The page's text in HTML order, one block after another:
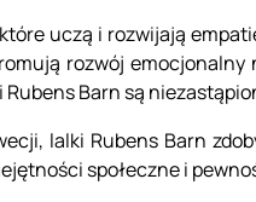
uczą i rozwijają
rozwój emocjonalny
Barn są
lalki Rubens Barn
społeczne i